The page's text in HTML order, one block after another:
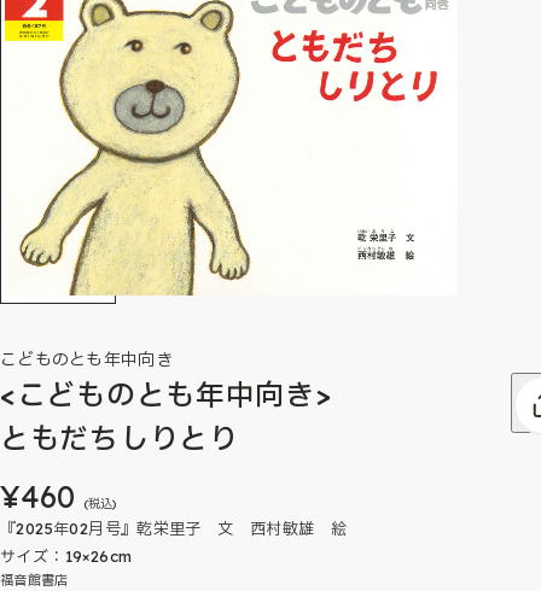
こどものとも年中向き
<こどものとも年中向き>
ともだちしりとり
¥460 (税込)
『2025年02月号』乾栄里子 文 西村敏雄 絵
サイズ：19×26cm
福音館書店